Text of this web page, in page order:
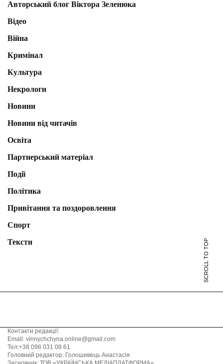
Авторський блог Віктора Зеленюка
Відео
Війна
Кримінал
Культура
Некрологи
Новини
Новини від читачів
Освіта
Партнерський матеріал
Події
Політика
Привітання та поздоровлення
Спорт
Тексти
SCROLL TO TOP
Контакти редакції:
Email: vinnychchyna.online@gmail.com
Тел:+38 098 031 08 61
Головний редактор: Голошивець Анастасія